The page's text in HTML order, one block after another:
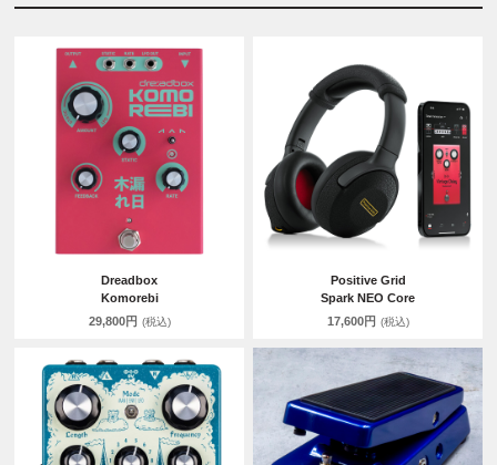
Dreadbox
Komorebi
29,800円 (税込)
Positive Grid
Spark NEO Core
17,600円 (税込)